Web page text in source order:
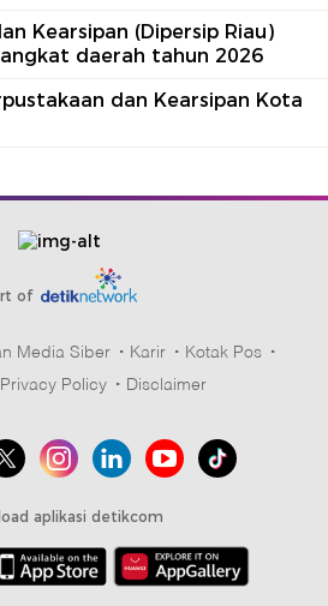
Kearsipan (Dipersip Riau)
daerah tahun 2026
dan Kearsipan Kota
of
Media Siber Karir
Kotak Pos
Privacy Policy Disclaimer
aplikasi detikcom